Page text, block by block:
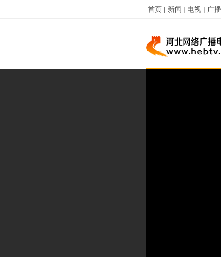
首页 | 新闻 | 电视 | 广